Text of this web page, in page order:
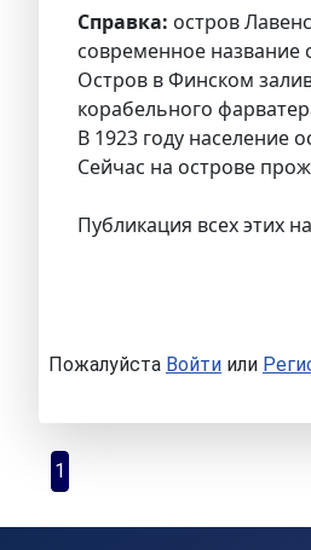
Справка: остров
современное
Остров в Финском
корабельного
В 1923 году население
Сейчас на острове
Публикация всех этих
Пожалуйста Войти или
1